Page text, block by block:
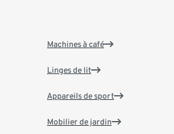
Machines à café
Linges de lit
Appareils de sport
Mobilier de jardin